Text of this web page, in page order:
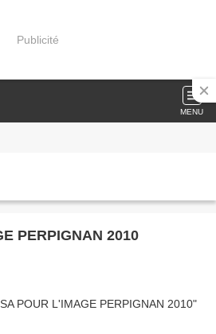
Publicité
MENU
PERPIGNAN 2010